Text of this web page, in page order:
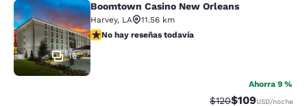
Boomtown Casino New Orleans
16
Boomtown Casino New Orleans
Harvey, LA
11.56 km
No hay reseñas todavía
No hay reseñas todavía
Ahorra 9 %
Precio tachado:
$120Precio con
$109USD/noche